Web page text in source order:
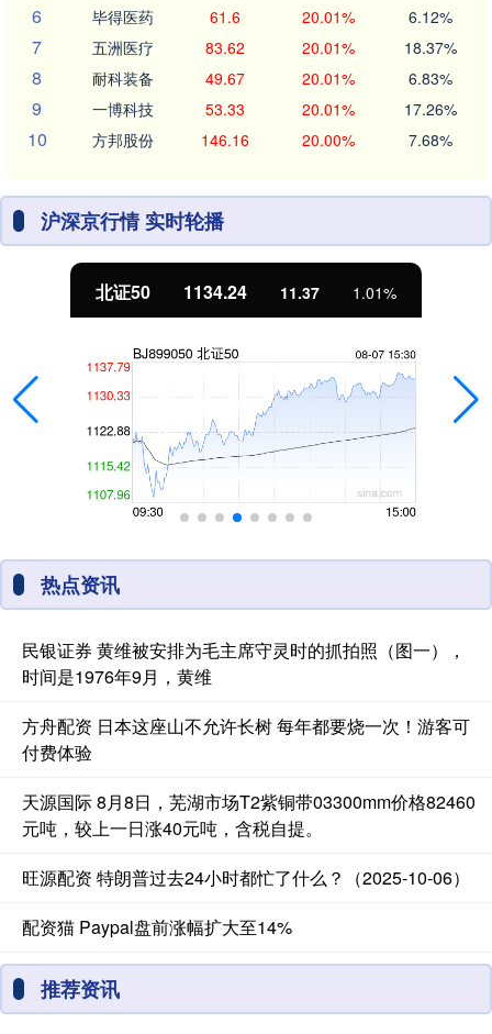
6 毕得医药 61.6 20.01% 6.12%
7 五洲医疗 83.62 20.01% 18.37%
8 耐科装备 49.67 20.01% 6.83%
9 一博科技 53.33 20.01% 17.26%
10 方邦股份 146.16 20.00% 7.68%
沪深京行情 实时轮播
北证50 1134.24 11.37 1.01%
热点资讯
民银证券 黄维被安排为毛主席守灵时的抓拍照（图一），
时间是1976年9月，黄维
方舟配资 日本这座山不允许长树 每年都要烧一次！游客可
付费体验
天源国际 8月8日，芜湖市场T2紫铜带03300mm价格82460
元吨，较上一日涨40元吨，含税自提。
旺源配资 特朗普过去24小时都忙了什么？（2025-10-06）
配资猫 Paypal盘前涨幅扩大至14%
推荐资讯